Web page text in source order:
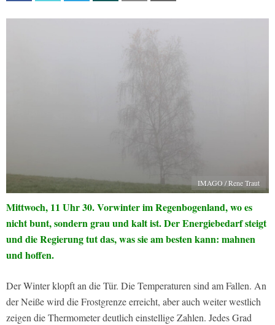
IMAGO / Rene Traut
Mittwoch, 11 Uhr 30. Vorwinter im Regenbogenland, wo es
nicht bunt, sondern grau und kalt ist. Der Energiebedarf steigt
und die Regierung tut das, was sie am besten kann: mahnen
und hoffen.
Der Winter klopft an die Tür. Die Temperaturen sind am Fallen. An
der Neiße wird die Frostgrenze erreicht, aber auch weiter westlich
zeigen die Thermometer deutlich einstellige Zahlen. Jedes Grad